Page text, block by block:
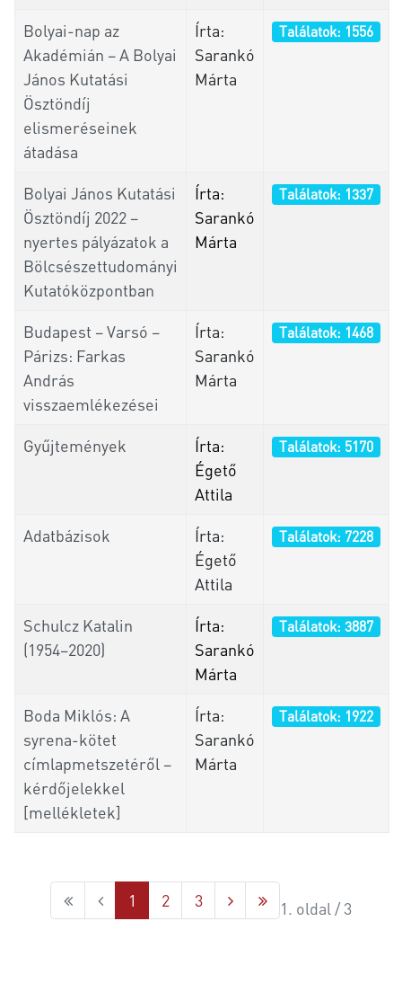
Bolyai-nap az
Akadémián – A Bolyai
János Kutatási
Ösztöndíj
elismeréseinek
átadása
Írta:
Sarankó
Márta
Találatok: 1556
Bolyai János Kutatási
Ösztöndíj 2022 –
nyertes pályázatok a
Bölcsészettudományi
Kutatóközpontban
Írta:
Sarankó
Márta
Találatok: 1337
Budapest – Varsó –
Párizs: Farkas
András
visszaemlékezései
Írta:
Sarankó
Márta
Találatok: 1468
Gyűjtemények
Írta:
Égető
Attila
Találatok: 5170
Adatbázisok
Írta:
Égető
Attila
Találatok: 7228
Schulcz Katalin
(1954–2020)
Írta:
Sarankó
Márta
Találatok: 3887
Boda Miklós: A
syrena-kötet
címlapmetszetéről –
kérdőjelekkel
[mellékletek]
Írta:
Sarankó
Márta
Találatok: 1922
1 2 3 1. oldal / 3